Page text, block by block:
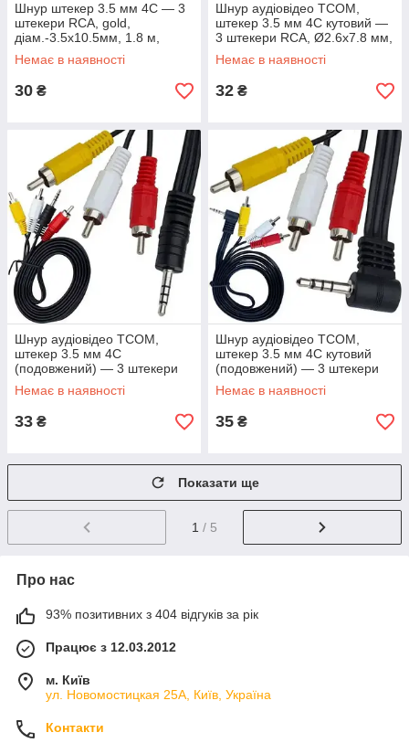
Шнур штекер 3.5 мм 4C — 3
штекери RCA, gold,
діам.-3.5х10.5мм, 1.8 м,
чорний
Немає в наявності
30 ₴
Шнур аудіовідео TCOM,
штекер 3.5 мм 4C кутовий —
3 штекери RCA, Ø2.6х7.8 мм,
1.8 м, чорний
Немає в наявності
32 ₴
Шнур аудіовідео TCOM,
штекер 3.5 мм 4C
(подовжений) — 3 штекери
RCA, 1.5 м, чорний у
пакованні
Немає в наявності
33 ₴
Шнур аудіовідео TCOM,
штекер 3.5 мм 4C кутовий
(подовжений) — 3 штекери
RCA, 1.8 м, чорний в
пакованні
Немає в наявності
35 ₴
Показати ще
1 / 5
Про нас
93% позитивних з 404 відгуків за рік
Працює з 12.03.2012
м. Київ
ул. Новомостицкая 25А, Київ, Україна
Контакти